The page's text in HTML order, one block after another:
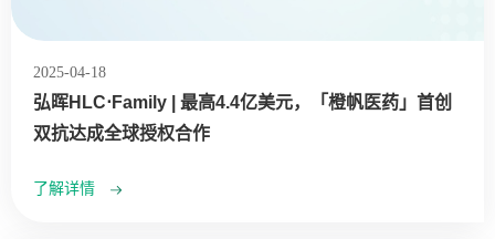
2025-04-18
弘晖HLC⋅Family | 最高4.4亿美元，「橙帆医药」首创
双抗达成全球授权合作
了解详情